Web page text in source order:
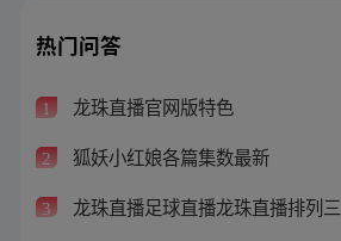
热门问答
1 龙珠直播官网版特色
2 狐妖小红娘各篇集数最新
3 龙珠直播足球直播龙珠直播排列三